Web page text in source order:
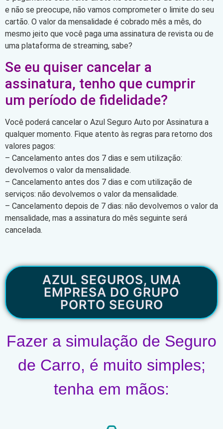
e não se preocupe, não vamos comprometer o limite do seu
cartão. O valor da mensalidade é cobrado mês a mês, do
mesmo jeito que você paga uma assinatura de revista ou de
uma plataforma de streaming, sabe?
Se eu quiser cancelar a
assinatura, tenho que cumprir
um período de fidelidade?
Você poderá cancelar o Azul Seguro Auto por Assinatura a
qualquer momento. Fique atento às regras para retorno dos
valores pagos:
– Cancelamento antes dos 7 dias e sem utilização:
devolvemos o valor da mensalidade.
– Cancelamento antes dos 7 dias e com utilização de
serviços: não devolvemos o valor da mensalidade.
– Cancelamento depois de 7 dias: não devolvemos o valor da
mensalidade, mas a assinatura do mês seguinte será
cancelada.
AZUL SEGUROS, UMA
EMPRESA DO GRUPO
PORTO SEGURO
Fazer a simulação de Seguro
de Carro, é muito simples;
tenha em mãos: